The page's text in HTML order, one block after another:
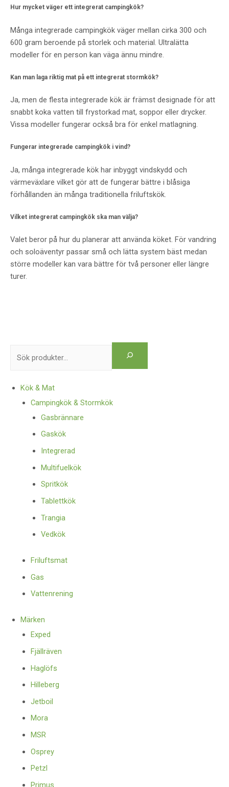
Kök & Mat
Campingkök & Stormkök
Gasbrännare
Gaskök
Integrerad
Multifuelkök
Spritkök
Tablettkök
Trangia
Vedkök
Friluftsmat
Gas
Vattenrening
Märken
Exped
Fjällräven
Haglöfs
Hilleberg
Jetboil
Mora
MSR
Osprey
Petzl
Primus
Hur mycket väger ett integrerat campingkök?
Många integrerade campingkök väger mellan cirka 300 och
600 gram beroende på storlek och material. Ultralätta
modeller för en person kan väga ännu mindre.
Kan man laga riktig mat på ett integrerat stormkök?
Ja, men de flesta integrerade kök är främst designade för att
snabbt koka vatten till frystorkad mat, soppor eller drycker.
Vissa modeller fungerar också bra för enkel matlagning.
Fungerar integrerade campingkök i vind?
Ja, många integrerade kök har inbyggt vindskydd och
värmeväxlare vilket gör att de fungerar bättre i blåsiga
förhållanden än många traditionella friluftskök.
Vilket integrerat campingkök ska man välja?
Valet beror på hur du planerar att använda köket. För vandring
och soloäventyr passar små och lätta system bäst medan
större modeller kan vara bättre för två personer eller längre
turer.